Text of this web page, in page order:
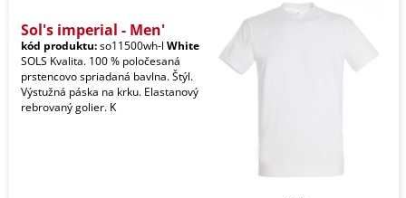
Sol's imperial - Men'
kód produktu:so11500wh-l White
SOLS Kvalita. 100 % poločesaná
prstencovo spriadaná bavlna. Štýl.
Výstužná páska na krku. Elastanový
rebrovaný golier. K